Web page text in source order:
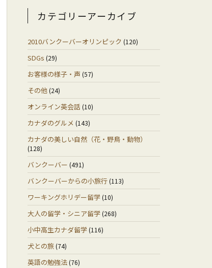
カテゴリーアーカイブ
2010バンクーバーオリンピック (120)
SDGs (29)
お客様の様子・声 (57)
その他(24)
オンライン英会話 (10)
カナダのグルメ (143)
カナダの美しい自然（花・野鳥・動物）
(128)
バンクーバー (491)
バンクーバーからの小旅行(113)
ワーキングホリデー留学(10)
大人の留学・シニア留学(268)
小中高生カナダ留学(116)
犬との旅(74)
英語の勉強法(76)